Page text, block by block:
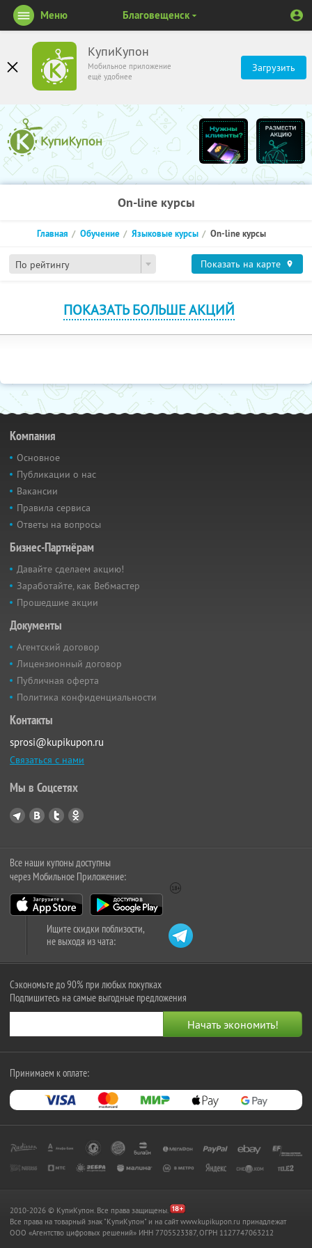
КупиКупон
Мобильное приложение
ещё удобнее
Загрузить
Меню Благовещенск
On-line курсы
По рейтингу
Главная Обучение Языковые курсы On-line курсы
Показать на карте
ПОКАЗАТЬ БОЛЬШЕ АКЦИЙ
Компания
Основное
Публикации о нас
Вакансии
Правила сервиса
Ответы на вопросы
Бизнес-Партнёрам
Давайте сделаем акцию!
Заработайте, как Вебмастер
Прошедшие акции
Документы
Агентский договор
Лицензионный договор
Публичная оферта
Политика конфиденциальности
Контакты
sprosi@kupikupon.ru
Связаться с нами
Мы в Соцсетях
Все наши купоны доступны
через Мобильное Приложение:
Ищите скидки поблизости,
не выходя из чата:
Сэкономьте до 90% при любых покупках
Подпишитесь на самые выгодные предложения
Принимаем к оплате:
2010-2026 © КупиКупон. Все права защищены.
Все права на товарный знак "КупиКупон" и на сайт www.kupikupon.ru принадлежат
OOO «Агентство цифровых решений» ИНН 7705523387, ОГРН 1127747063212